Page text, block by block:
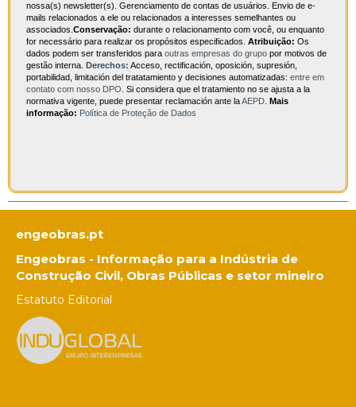
nossa(s) newsletter(s). Gerenciamento de contas de usuários. Envio de e-
mails relacionados a ele ou relacionados a interesses semelhantes ou
associados.Conservação: durante o relacionamento com você, ou enquanto
for necessário para realizar os propósitos especificados. Atribuição: Os
dados podem ser transferidos para outras empresas do grupo por motivos de
gestão interna. Derechos: Acceso, rectificación, oposición, supresión,
portabilidad, limitación del tratatamiento y decisiones automatizadas: entre em
contato com nosso DPO. Si considera que el tratamiento no se ajusta a la
normativa vigente, puede presentar reclamación ante laAEPD. Mais
informação: Política de Proteção de Dados
engeobras.pt
Engeobras - Informação para a Indústria de
Construção Civil, Obras Públicas e setor mineiro
Estatuto Editorial